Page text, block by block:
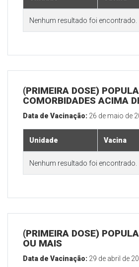
Nenhum resultado foi encontrado.
(PRIMEIRA DOSE)
COMORBIDADES ACIMA
Data de Vacinação: 26 de maio de
Unidade Vacina
Nenhum resultado foi encontrado.
(PRIMEIRA DOSE)
OU MAIS
Data de Vacinação: 29 de abril de